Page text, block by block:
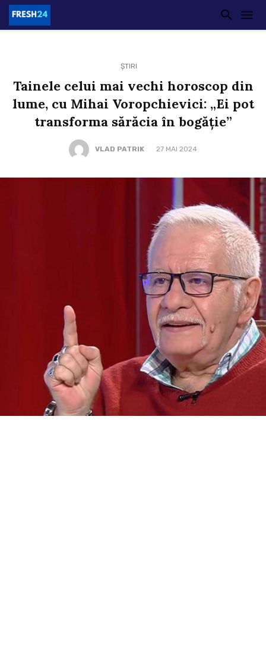
ȘTIRI
Tainele celui mai vechi horoscop din
lume, cu Mihai Voropchievici: „Ei pot
transforma sărăcia în bogăție”
VLAD PATRIK 27 MAI 2024